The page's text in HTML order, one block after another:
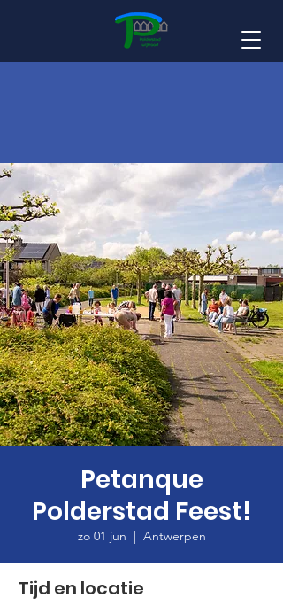
Petanque
Polderstad Feest!
zo 01 jun
  |
Antwerpen
Tijd en locatie